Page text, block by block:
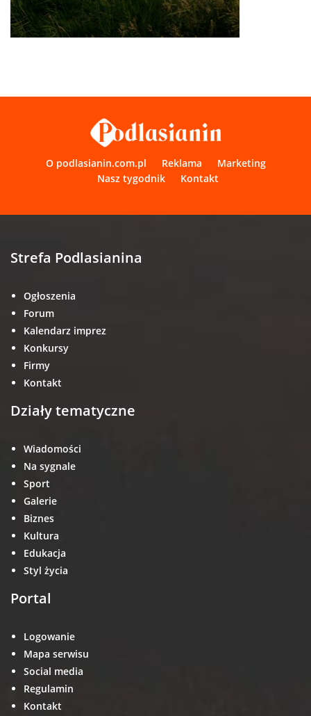
O podlasianin.com.pl Reklama
Marketing
Nasz tygodnik
Kontakt
Strefa Podlasianina
Ogłoszenia
Forum
Kalendarz imprez
Konkursy
Firmy
Kontakt
Działy tematyczne
Wiadomości
Na sygnale
Sport
Galerie
Biznes
Kultura
Edukacja
Styl życia
Portal
Logowanie
Mapa serwisu
Social media
Regulamin
Kontakt